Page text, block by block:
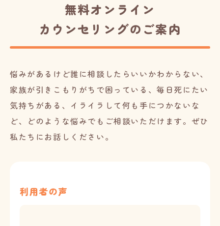
無料オンライン
カウンセリングのご案内
悩みがあるけど誰に相談したらいいかわからない、
家族が引きこもりがちで困っている、毎日死にたい
気持ちがある、イライラして何も手につかないな
ど、どのような悩みでもご相談いただけます。ぜひ
私たちにお話しください。
利用者の声